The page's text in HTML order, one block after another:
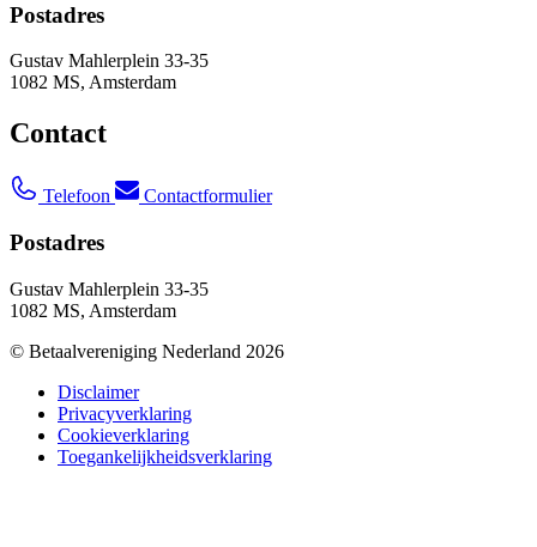
Postadres
Gustav Mahlerplein 33-35
1082 MS, Amsterdam
Contact
Telefoon Contactformulier
Postadres
Gustav Mahlerplein 33-35
1082 MS, Amsterdam
© Betaalvereniging Nederland 2026
Disclaimer
Privacyverklaring
Cookieverklaring
Toegankelijkheidsverklaring